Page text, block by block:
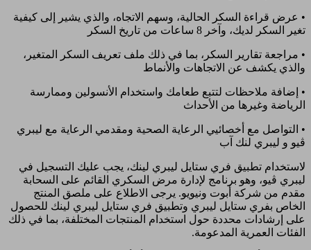
• عرض قراءة السكر الحالية، وسهم الاتجاه، والذي يشير إلى كيفية
تغير السكر لديك، وآخر 8 ساعات من تاريخ السكر
• مراجعة تقارير السكر، بما في ذلك ملف تعريف السكر المتغير،
والذي يكشف عن الاتجاهات والأنماط
• إضافة ملاحظات لتتبع طعامك واستخدام الأنسولين وممارسة
الرياضة وغيرها من الأحداث
• التواصل مع أخصائيي الرعاية الصحية ومقدمي الرعاية مع ليبري
ڤيو و ليبري لنك آب
لاستخدام تطبيق فري ستايل ليبري لينك، يجب عليك التسجيل في
ليبري ڤيو، وهو برنامج لإدارة مرض السكري القائم على السحابة
مقدم من شركة أبوت ونيويو. يرجى الاطلاع على ملصق المنتج
الخاص بفري ستايل ليبري وتطبيق فري ستايل ليبري لينك للحصول
على إرشادات محددة حول استخدام المنتجات المختلفة، بما في ذلك
الفئات العمرية المدعومة.